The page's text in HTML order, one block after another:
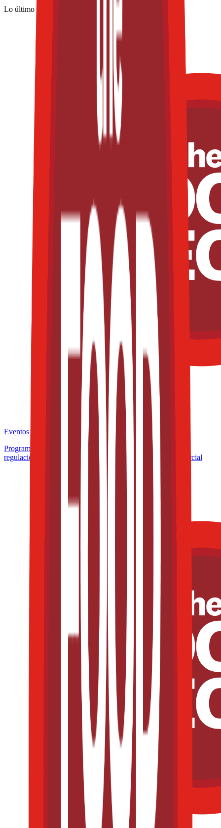
Lo último
Eventos de la industria pasados
Programa de Microcertificación: Formulación inteligente y
regulación aplicada a productos con valor funcional y comercial